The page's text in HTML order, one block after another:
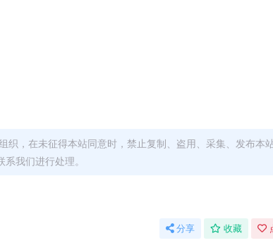
，在未征得本站同意时，禁止复制、盗用、采集、发布本
我们进行处理。
分享 收藏